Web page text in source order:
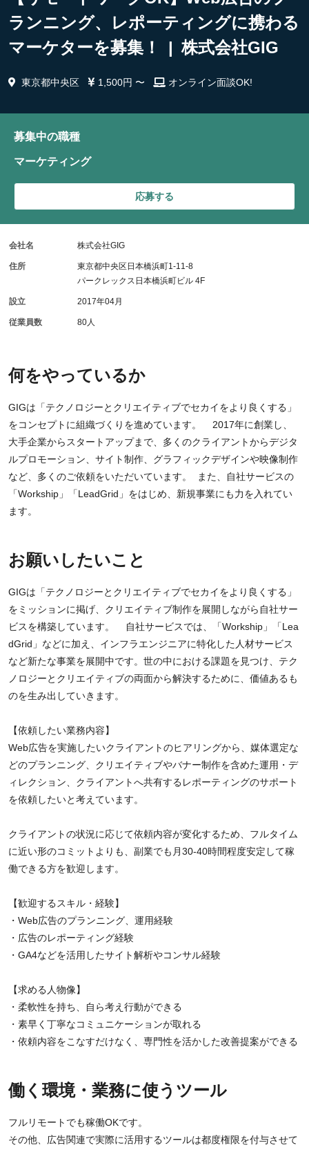
ランニング、レポーティングに携わる
マーケターを募集！ | 株式会社GIG
東京都中央区 1,500円 〜 オンライン面談OK!
何をやっているか
GIGは「テクノロジーとクリエイティブでセカイをより良くする」
をコンセプトに組織づくりを進めています。 2017年に創業し、
大手企業からスタートアップまで、多くのクライアントからデジタ
ルプロモーション、サイト制作、グラフィックデザインや映像制作
など、多くのご依頼をいただいています。 また、自社サービスの
「Workship」「LeadGrid」をはじめ、新規事業にも力を入れてい
ます。
お願いしたいこと
GIGは「テクノロジーとクリエイティブでセカイをより良くする」
をミッションに掲げ、クリエイティブ制作を展開しながら自社サー
ビスを構築しています。 自社サービスでは、「Workship」「Lea
dGrid」などに加え、インフラエンジニアに特化した人材サービス
など新たな事業を展開中です。世の中における課題を見つけ、テク
ノロジーとクリエイティブの両面から解決するために、価値あるも
のを生み出していきます。
【依頼したい業務内容】
Web広告を実施したいクライアントのヒアリングから、媒体選定な
どのプランニング、クリエイティブやバナー制作を含めた運用・デ
ィレクション、クライアントへ共有するレポーティングのサポート
を依頼したいと考えています。
クライアントの状況に応じて依頼内容が変化するため、フルタイム
に近い形のコミットよりも、副業でも月30-40時間程度安定して稼
働できる方を歓迎します。
【歓迎するスキル・経験】
・Web広告のプランニング、運用経験
・広告のレポーティング経験
・GA4などを活用したサイト解析やコンサル経験
【求める人物像】
・柔軟性を持ち、自ら考え行動ができる
・素早く丁寧なコミュニケーションが取れる
・依頼内容をこなすだけなく、専門性を活かした改善提案ができる
働く環境・業務に使うツール
フルリモートでも稼働OKです。
その他、広告関連で実際に活用するツールは都度権限を付与させて
募集中の職種
マーケティング
応募する
会社名 株式会社GIG
住所
東京都中央区日本橋浜町1-11-8
パークレックス日本橋浜町ビル 4F
設立 2017年04月
従業員数 80人